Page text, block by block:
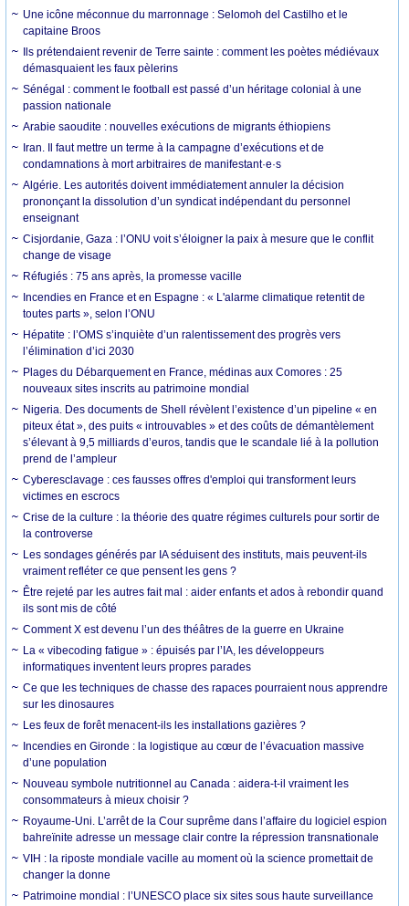
Une icône méconnue du marronnage : Selomoh del Castilho et le
capitaine Broos
Ils prétendaient revenir de Terre sainte : comment les poètes médiévaux
démasquaient les faux pèlerins
Sénégal : comment le football est passé d’un héritage colonial à une
passion nationale
Arabie saoudite : nouvelles exécutions de migrants éthiopiens
Iran. Il faut mettre un terme à la campagne d’exécutions et de
condamnations à mort arbitraires de manifestant·e·s
Algérie. Les autorités doivent immédiatement annuler la décision
prononçant la dissolution d’un syndicat indépendant du personnel
enseignant
Cisjordanie, Gaza : l’ONU voit s’éloigner la paix à mesure que le conflit
change de visage
Réfugiés : 75 ans après, la promesse vacille
Incendies en France et en Espagne : « L'alarme climatique retentit de
toutes parts », selon l’ONU
Hépatite : l’OMS s’inquiète d’un ralentissement des progrès vers
l’élimination d’ici 2030
Plages du Débarquement en France, médinas aux Comores : 25
nouveaux sites inscrits au patrimoine mondial
Nigeria. Des documents de Shell révèlent l’existence d’un pipeline « en
piteux état », des puits « introuvables » et des coûts de démantèlement
s’élevant à 9,5 milliards d’euros, tandis que le scandale lié à la pollution
prend de l’ampleur
Cyberesclavage : ces fausses offres d'emploi qui transforment leurs
victimes en escrocs
Crise de la culture : la théorie des quatre régimes culturels pour sortir de
la controverse
Les sondages générés par IA séduisent des instituts, mais peuvent-ils
vraiment refléter ce que pensent les gens ?
Être rejeté par les autres fait mal : aider enfants et ados à rebondir quand
ils sont mis de côté
Comment X est devenu l’un des théâtres de la guerre en Ukraine
La « vibecoding fatigue » : épuisés par l’IA, les développeurs
informatiques inventent leurs propres parades
Ce que les techniques de chasse des rapaces pourraient nous apprendre
sur les dinosaures
Les feux de forêt menacent-ils les installations gazières ?
Incendies en Gironde : la logistique au cœur de l’évacuation massive
d’une population
Nouveau symbole nutritionnel au Canada : aidera-t-il vraiment les
consommateurs à mieux choisir ?
Royaume-Uni. L’arrêt de la Cour suprême dans l’affaire du logiciel espion
bahreïnite adresse un message clair contre la répression transnationale
VIH : la riposte mondiale vacille au moment où la science promettait de
changer la donne
Patrimoine mondial : l’UNESCO place six sites sous haute surveillance